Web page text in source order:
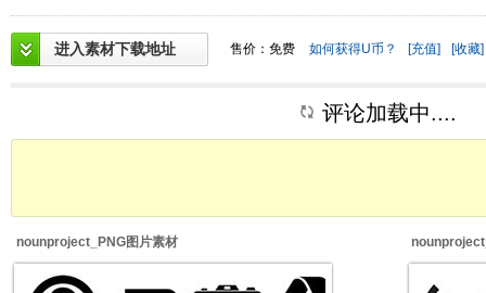
进入素材下载地址 售价：免费 如何获得U币？ [充值] [收藏]
评论加载中....
nounproject_PNG图片素材